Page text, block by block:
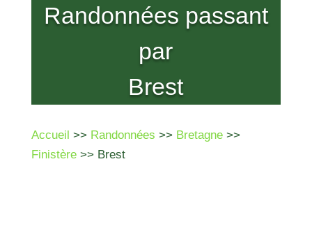
Randonnées passant
par
Brest
Accueil >> Randonnées >> Bretagne>>
Finistère>> Brest